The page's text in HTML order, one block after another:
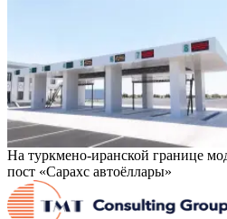
На туркмено-иранской границе
пост «Сарахс автоёллары»